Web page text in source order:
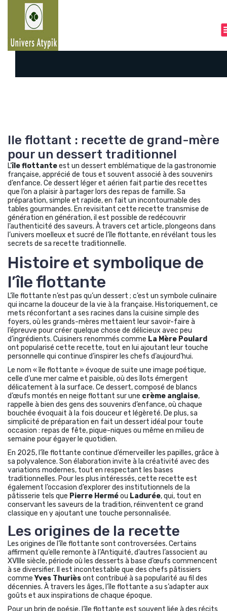
Ile flottant : recette de grand-mère
pour un dessert traditionnel
L’île flottanteest un dessert emblématique de la gastronomie
française, apprécié de tous et souvent associé à des souvenirs
d’enfance. Ce dessert léger et aérien fait partie des recettes
que l’on a plaisir à partager lors des repas de famille. Sa
préparation, simple et rapide, en fait un incontournable des
tables gourmandes. En revisitant cette recette transmise de
génération en génération, il est possible de redécouvrir
l’authenticité des saveurs. À travers cet article, plongeons dans
l’univers moelleux et sucré de l’île flottante, en révélant tous les
secrets de sa recette traditionnelle.
Histoire et symbolique de
l’île flottante
L’île flottante n’est pas qu’un dessert ; c’est un symbole culinaire
qui incarne la douceur de la vie à la française. Historiquement, ce
mets réconfortant a ses racines dans la cuisine simple des
foyers, où les grands-mères mettaient leur savoir-faire à
l’épreuve pour créer quelque chose de délicieux avec peu
d’ingrédients. Cuisiners renommés comme La Mère Poulard
ont popularisé cette recette, tout en lui ajoutant leur touche
personnelle qui continue d’inspirer les chefs d’aujourd’hui.
Le nom « île flottante » évoque de suite une image poétique,
celle d’une mer calme et paisible, où des îlots émergent
délicatement à la surface. Ce dessert, composé de blancs
d’œufs montés en neige flottant sur une crème anglaise,
rappelle à bien des gens des souvenirs d’enfance, où chaque
bouchée évoquait à la fois douceur et légèreté. De plus, sa
simplicité de préparation en fait un dessert idéal pour toute
occasion : repas de fête, pique-niques ou même en milieu de
semaine pour égayer le quotidien.
En 2025, l’île flottante continue d’émerveiller les papilles, grâce à
sa polyvalence. Son élaboration invite à la créativité avec des
variations modernes, tout en respectant les bases
traditionnelles. Pour les plus intéressés, cette recette est
également l’occasion d’explorer des institutionnels de la
pâtisserie tels que Pierre Herméou Ladurée, qui, tout en
conservant les saveurs de la tradition, réinventent ce grand
classique en y ajoutant une touche personnalisée.
Les origines de la recette
Les origines de l’île flottante sont controversées. Certains
affirment qu’elle remonte à l’Antiquité, d’autres l’associent au
XVIIIe siècle, période où les desserts à base d’œufs commencent
à se diversifier. Il est incontestable que des chefs pâtissiers
commeYves Thurièsont contribué à sa popularité au fil des
décennies. À travers les âges, l’île flottante a su s’adapter aux
goûts et aux inspirations de chaque époque.
Pour un brin de poésie, l’île flottante est souvent liée à des récits